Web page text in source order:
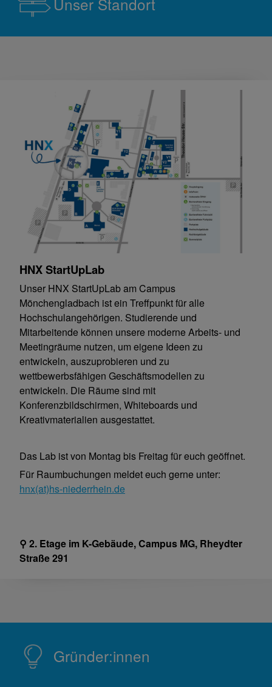
HNX StartUpLab
Unser HNX StartUpLab am Campus
Mönchengladbach ist ein Treffpunkt für alle
Hochschulangehörigen. Studierende und
Mitarbeitende können unsere moderne Arbeits- und
Meetingräume nutzen, um eigene Ideen zu
entwickeln, auszuprobieren und zu
wettbewerbsfähigen Geschäftsmodellen zu
entwickeln. Die Räume sind mit
Konferenzbildschirmen, Whiteboards und
Kreativmaterialien ausgestattet.
Das Lab ist von Montag bis Freitag für euch geöffnet.
Für Raumbuchungen meldet euch gerne unter:
hnx(at)hs-niederrhein.de
⚲ 2. Etage im K-Gebäude, Campus MG, Rheydter
Straße 291
Gründer:innen